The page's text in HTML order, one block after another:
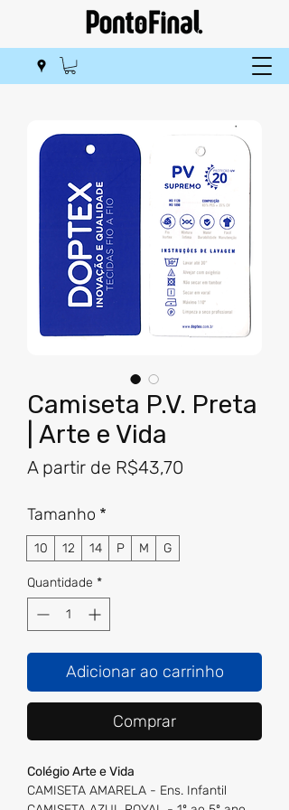
Camiseta P.V. Preta
| Arte e Vida
A partir de R$43,70
Tamanho *
10 12 14 P M G
Quantidade *
Adicionar ao carrinho
Comprar
Colégio Arte e Vida
CAMISETA AMARELA - Ens. Infantil